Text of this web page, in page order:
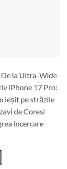
De la Ultra-Wide
iPhone 17 Pro:
ieșit pe străzile
de Coresi
încercare